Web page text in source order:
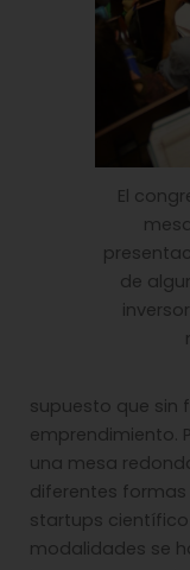
El
de
supuesto que sin
emprendimiento.
una mesa
diferentes
startups
modalidades se